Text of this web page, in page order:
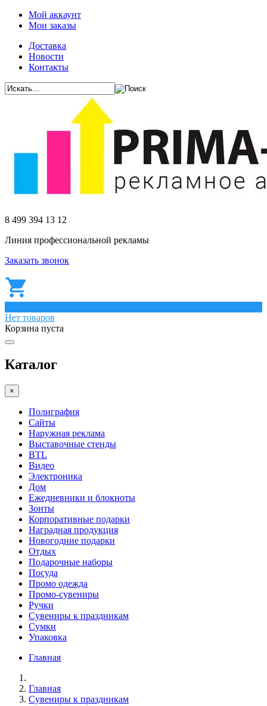
Мой аккаунт
Мои заказы
Доставка
Новости
Контакты
8 499 394 13 12
Линия профессиональной рекламы
Заказать звонок
Нет товаров
Корзина пуста
Каталог
×
Полиграфия
Сайты
Наружная реклама
Выставочные стенды
BTL
Видео
Электроника
Дом
Ежедневники и блокноты
Зонты
Корпоративные подарки
Наградная продукция
Новогодние подарки
Отдых
Подарочные наборы
Посуда
Промо одежда
Промо-сувениры
Ручки
Сувениры к праздникам
Сумки
Упаковка
Главная
Главная
Сувениры к праздникам